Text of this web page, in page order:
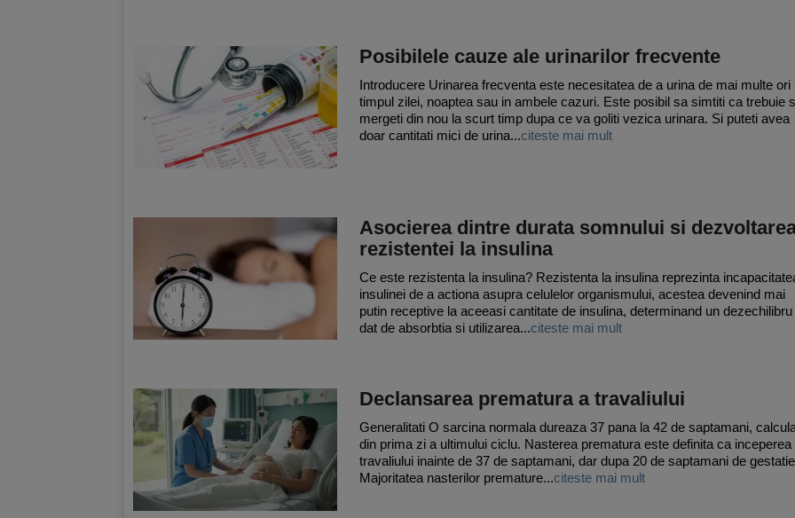
Posibilele cauze ale urinarilor frecvente
Introducere Urinarea frecventa este necesitatea de a urina de mai multe ori
timpul zilei, noaptea sau in ambele cazuri. Este posibil sa simtiti ca trebuie
mergeti din nou la scurt timp dupa ce va goliti vezica urinara. Si puteti avea
doar cantitati mici de urina...citeste mai mult
Asocierea dintre durata somnului si
rezistentei la insulina
Ce este rezistenta la insulina? Rezistenta la insulina reprezinta
insulinei de a actiona asupra celulelor organismului, acestea devenind mai
putin receptive la aceeasi cantitate de insulina, determinand un dezechilibru
dat de absorbtia si utilizarea...citeste mai mult
Declansarea prematura a travaliului
Generalitati O sarcina normala dureaza 37 pana la 42 de saptamani,
din prima zi a ultimului ciclu. Nasterea prematura este definita ca inceperea
travaliului inainte de 37 de saptamani, dar dupa 20 de saptamani de
Majoritatea nasterilor premature...citeste mai mult